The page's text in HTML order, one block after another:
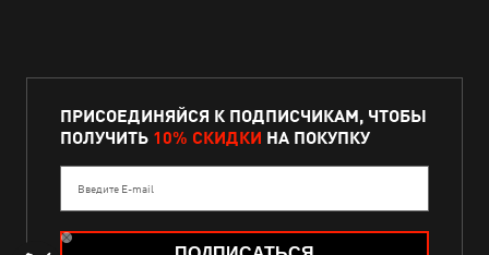
ПРИСОЕДИНЯЙСЯ К ПОДПИСЧИКАМ, ЧТОБЫ
ПОЛУЧИТЬ 10% СКИДКИ НА ПОКУПКУ
Введите E-mail